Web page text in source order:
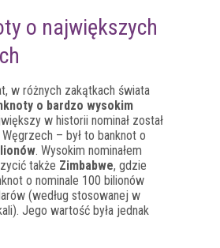
o największych
w różnych zakątkach świata
o bardzo wysokim
w historii nominał został
– był to banknot o
. Wysokim nominałem
także Zimbabwe, gdzie
o nominale 100 bilionów
(według stosowanej w
Jego wartość była jednak